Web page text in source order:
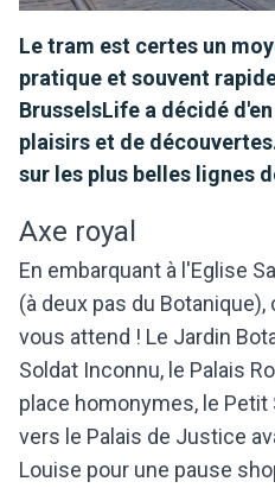
Le tram est certes un
pratique et souvent
BrusselsLife a décidé
plaisirs et de
sur les plus belles lignes
Axe royal
En embarquant à l'Eglise
(à deux pas du
vous attend ! Le Jardin
Soldat Inconnu, le Palais
place homonymes, le Petit
vers le Palais de Justice
Louise pour une pause